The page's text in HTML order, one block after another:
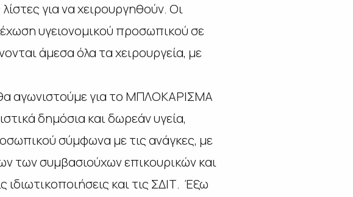
για να χειρουργηθούν. Οι
υγειονομικού προσωπικού σε
άμεσα όλα τα χειρουργεία, με
θα αγωνιστούμε για το ΜΠΛΟΚΑΡΙΣΜΑ
δημόσια και δωρεάν υγεία,
σύμφωνα με τις ανάγκες, με
των συμβασιούχων επικουρικών και
και τις ΣΔΙΤ. Έξω